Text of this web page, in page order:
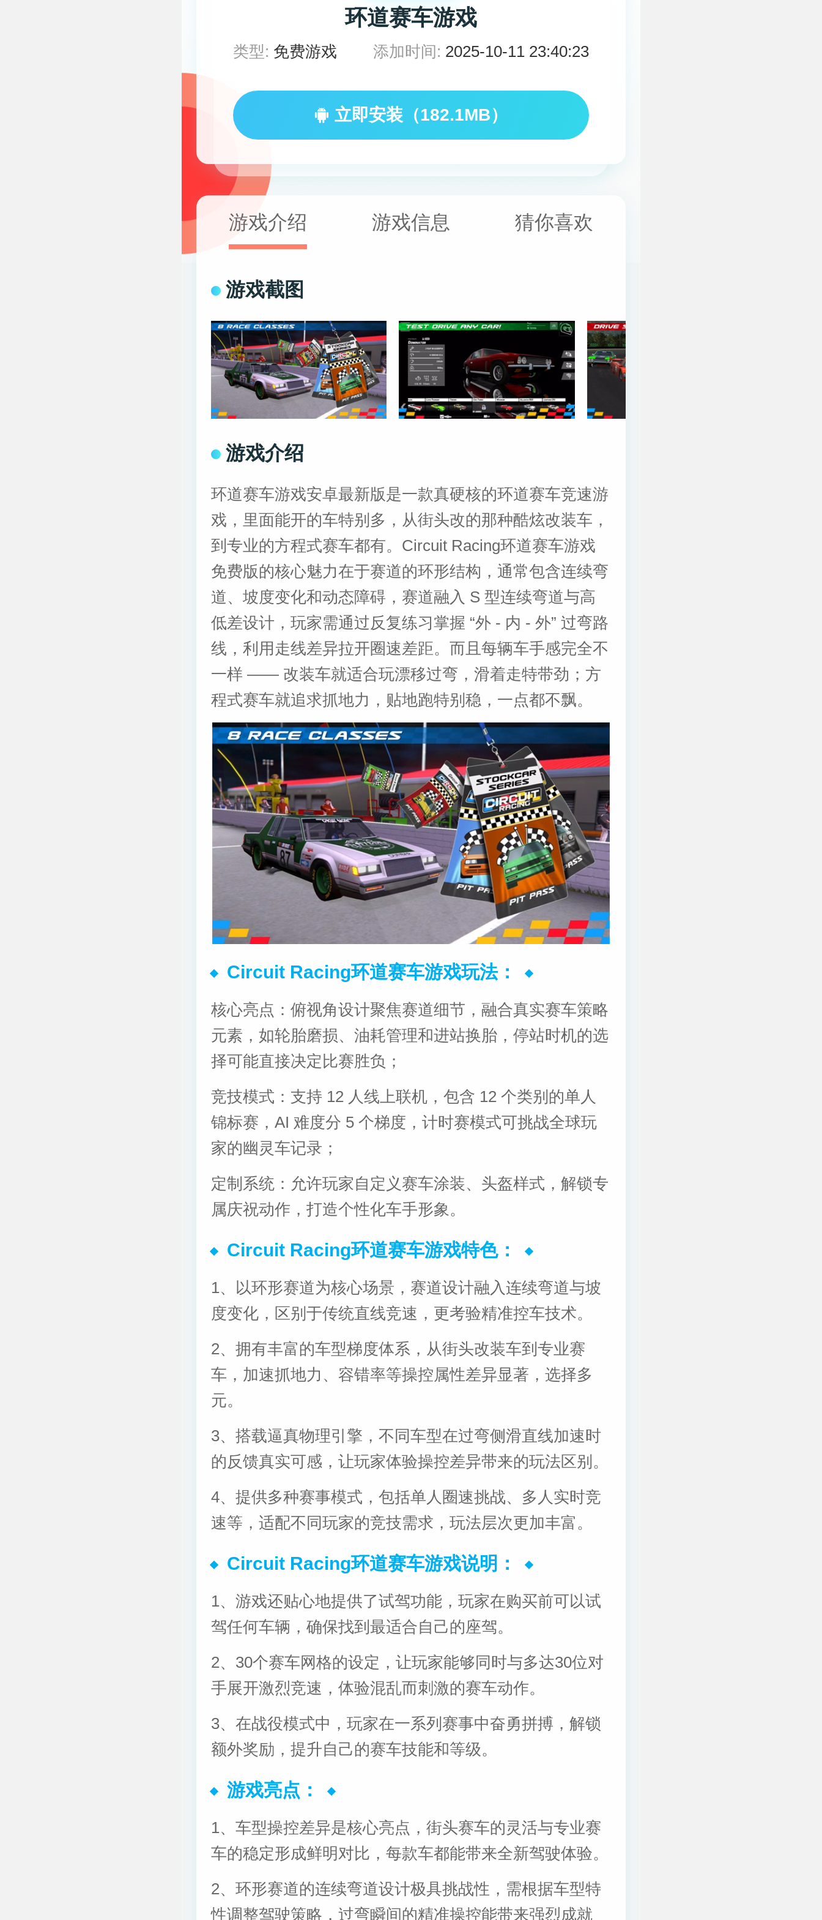
环道赛车游戏
类型: 免费游戏 添加时间: 2025-10-11 23:40:23
立即安装（182.1MB）
游戏介绍 游戏信息 猜你喜欢
游戏截图
游戏介绍
环道赛车游戏安卓最新版是一款真硬核的环道赛车竞速游
戏，里面能开的车特别多，从街头改的那种酷炫改装车，
到专业的方程式赛车都有。Circuit Racing环道赛车游戏
免费版的核心魅力在于赛道的环形结构，通常包含连续弯
道、坡度变化和动态障碍，赛道融入 S 型连续弯道与高
低差设计，玩家需通过反复练习掌握 “外 - 内 - 外” 过弯路
线，利用走线差异拉开圈速差距。而且每辆车手感完全不
一样 —— 改装车就适合玩漂移过弯，滑着走特带劲；方
程式赛车就追求抓地力，贴地跑特别稳，一点都不飘。
Circuit Racing环道赛车游戏玩法：
核心亮点：俯视角设计聚焦赛道细节，融合真实赛车策略
元素，如轮胎磨损、油耗管理和进站换胎，停站时机的选
择可能直接决定比赛胜负；
竞技模式：支持 12 人线上联机，包含 12 个类别的单人
锦标赛，AI 难度分 5 个梯度，计时赛模式可挑战全球玩
家的幽灵车记录；
定制系统：允许玩家自定义赛车涂装、头盔样式，解锁专
属庆祝动作，打造个性化车手形象。
Circuit Racing环道赛车游戏特色：
1、以环形赛道为核心场景，赛道设计融入连续弯道与坡
度变化，区别于传统直线竞速，更考验精准控车技术。
2、拥有丰富的车型梯度体系，从街头改装车到专业赛
车，加速抓地力、容错率等操控属性差异显著，选择多
元。
3、搭载逼真物理引擎，不同车型在过弯侧滑直线加速时
的反馈真实可感，让玩家体验操控差异带来的玩法区别。
4、提供多种赛事模式，包括单人圈速挑战、多人实时竞
速等，适配不同玩家的竞技需求，玩法层次更加丰富。
Circuit Racing环道赛车游戏说明：
1、游戏还贴心地提供了试驾功能，玩家在购买前可以试
驾任何车辆，确保找到最适合自己的座驾。
2、30个赛车网格的设定，让玩家能够同时与多达30位对
手展开激烈竞速，体验混乱而刺激的赛车动作。
3、在战役模式中，玩家在一系列赛事中奋勇拼搏，解锁
额外奖励，提升自己的赛车技能和等级。
游戏亮点：
1、车型操控差异是核心亮点，街头赛车的灵活与专业赛
车的稳定形成鲜明对比，每款车都能带来全新驾驶体验。
2、环形赛道的连续弯道设计极具挑战性，需根据车型特
性调整驾驶策略，过弯瞬间的精准操控能带来强烈成就